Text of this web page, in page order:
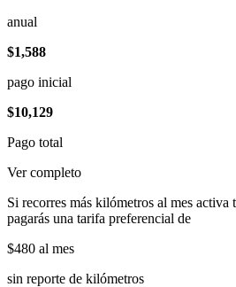
anual
$1,588
pago inicial
$10,129
Pago total
Ver completo
Si recorres más kilómetros al mes activa
pagarás una tarifa preferencial de
$480 al mes
sin reporte de kilómetros